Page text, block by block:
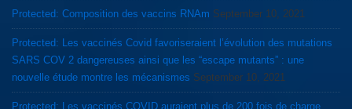
Protected: Composition des vaccins RNAm September 10, 2021
Protected: Les vaccinés Covid favoriseraient l’évolution des mutations
SARS COV 2 dangereuses ainsi que les “escape mutants” : une
nouvelle étude montre les mécanismes September 10, 2021
Protected: Les vaccinés COVID auraient plus de 200 fois de charge